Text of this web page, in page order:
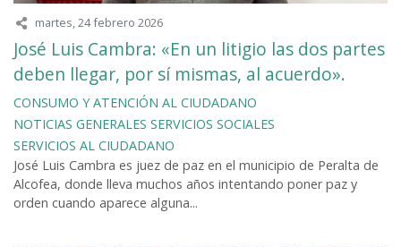
martes, 24 febrero 2026
José Luis Cambra: «En un litigio las dos partes
deben llegar, por sí mismas, al acuerdo».
CONSUMO Y ATENCIÓN AL CIUDADANO
NOTICIAS GENERALES SERVICIOS SOCIALES
SERVICIOS AL CIUDADANO
José Luis Cambra es juez de paz en el municipio de Peralta de
Alcofea, donde lleva muchos años intentando poner paz y
orden cuando aparece alguna...